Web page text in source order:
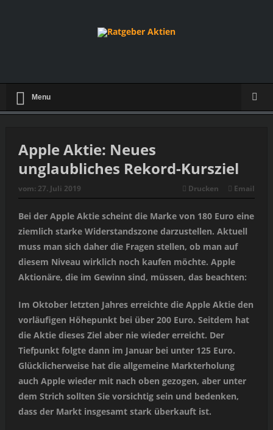
Menu
Apple Aktie: Neues
unglaubliches Rekord-Kursziel
vom: 27. Juli 2019 Drucken Email
Bei der Apple Aktie scheint die Marke von 180 Euro eine
ziemlich starke Widerstandszone darzustellen. Aktuell
muss man sich daher die Fragen stellen, ob man auf
diesem Niveau wirklich noch kaufen möchte. Apple
Aktionäre, die im Gewinn sind, müssen, das beachten:
Im Oktober letzten Jahres erreichte die Apple Aktie den
vorläufigen Höhepunkt bei über 200 Euro. Seitdem hat
die Aktie dieses Ziel aber nie wieder erreicht. Der
Tiefpunkt folgte dann im Januar bei unter 125 Euro.
Glücklicherweise hat die allgemeine Markterholung
auch Apple wieder mit nach oben gezogen, aber unter
dem Strich sollten Sie vorsichtig sein und bedenken,
dass der Markt insgesamt stark überkauft ist.